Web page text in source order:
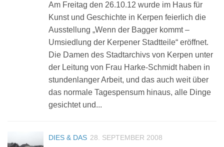
Am Freitag den 26.10.12 wurde im Haus für
Kunst und Geschichte in Kerpen feierlich die
Ausstellung „Wenn der Bagger kommt –
Umsiedlung der Kerpener Stadtteile“ eröffnet.
Die Damen des Stadtarchivs von Kerpen unter
der Leitung von Frau Harke-Schmidt haben in
stundenlanger Arbeit, und das auch weit über
das normale Tagespensum hinaus, alle Dinge
gesichtet und...
DIES & DAS 28. SEPTEMBER 2008